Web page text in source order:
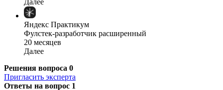
Далее
Яндекс Практикум
Фулстек-разработчик расширенный
20 месяцев
Далее
Решения вопроса 0
Пригласить эксперта
Ответы на вопрос 1